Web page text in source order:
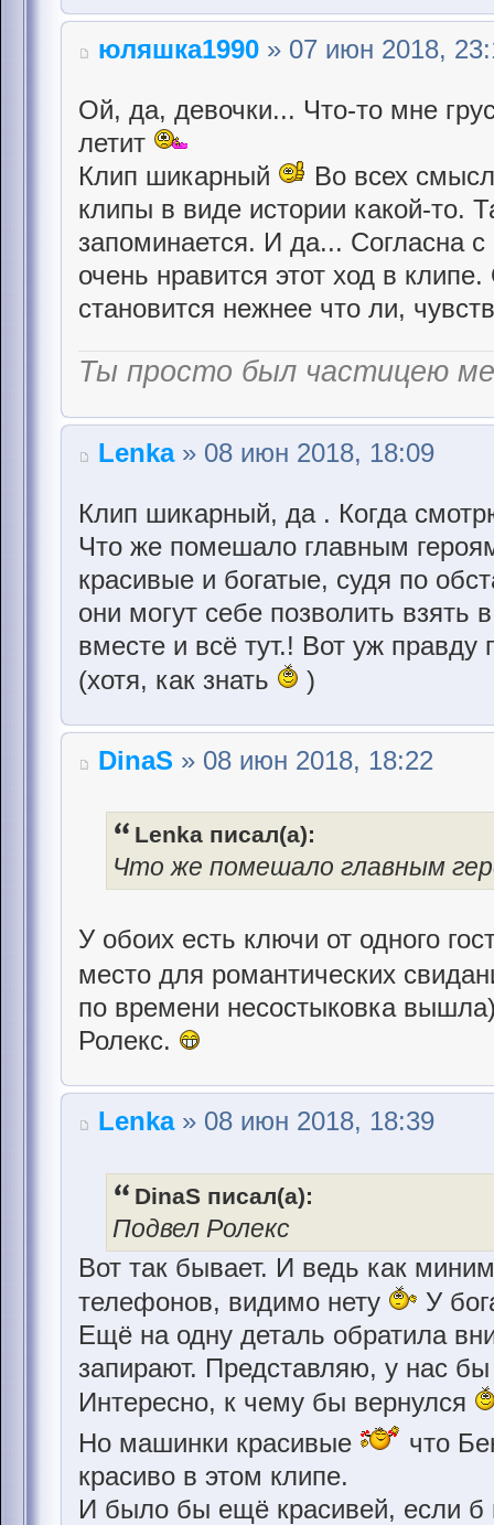
юляшка1990 » 07 июн 2018,
Ой, да, девочки... Что-то мне
летит
Клип шикарный
Во всех
клипы в виде истории какой-то.
запоминается. И да... Согласна
очень нравится этот ход в
становится нежнее что ли,
Ты просто был частицею
Lenka» 08 июн 2018, 18:09
Клип шикарный, да . Когда
Что же помешало главным
красивые и богатые, судя по
они могут себе позволить взять
вместе и всё тут.! Вот уж правду
(хотя, как знать
)
DinaS » 08 июн 2018, 18:22
Lenka писал(а):
Что же помешало главным
У обоих есть ключи от одного
место для романтических
по времени несостыковка
Ролекс.
Lenka» 08 июн 2018, 18:39
DinaS писал(а):
Подвел Ролекс
Вот так бывает. И ведь как
телефонов, видимо нету
У
Ещё на одну деталь обратила
запирают. Представляю, у нас
Интересно, к чему бы вернулся
Но машинки красивые
что
красиво в этом клипе.
И было бы ещё красивей, если б